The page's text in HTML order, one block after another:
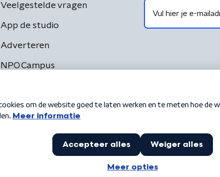
Veelgestelde vragen
App de studio
Adverteren
NPO Campus